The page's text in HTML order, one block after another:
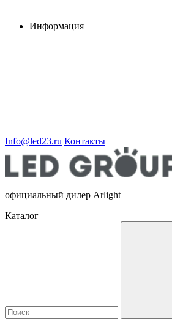
Информация
Info@led23.ru Контакты
официальный дилер Arlight
Каталог